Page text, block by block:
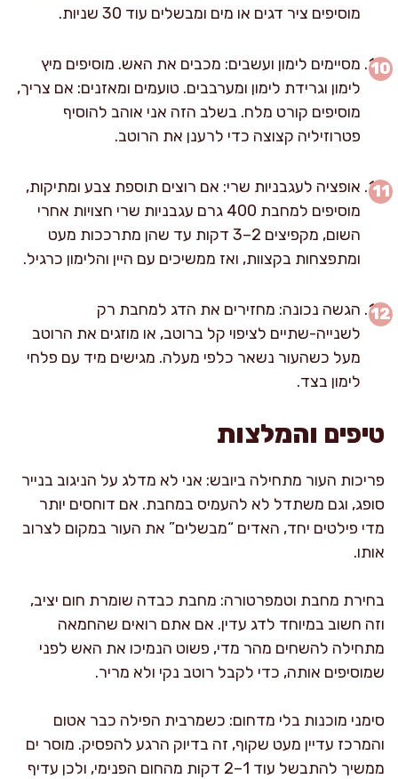
מוסיפים ציר דגים או מים ומבשלים עוד 30 שניות.
מסיימים לימון ועשבים: מכבים את האש. מוסיפים מיץ
לימון וגרידת לימון ומערבבים. טועמים ומאזנים: אם צריך,
מוסיפים קורט מלח. בשלב הזה אני אוהב להוסיף
פטרוזיליה קצוצה כדי לרענן את הרוטב.
אופציה לעגבניות שרי: אם רוצים תוספת צבע ומתיקות,
מוסיפים למחבת 400 גרם עגבניות שרי חצויות אחרי
השום, מקפיצים 2–3 דקות עד שהן מתרככות מעט
ומתפצחות בקצוות, ואז ממשיכים עם היין והלימון כרגיל.
הגשה נכונה: מחזירים את הדג למחבת רק
לשנייה-שתיים לציפוי קל ברוטב, או מוזגים את הרוטב
מעל כשהעור נשאר כלפי מעלה. מגישים מיד עם פלחי
לימון בצד.
טיפים והמלצות
פריכות העור מתחילה ביובש: אני לא מדלג על הניגוב בנייר
סופג, וגם משתדל לא להעמיס במחבת. אם דוחסים יותר
מדי פילטים יחד, האדים “מבשלים” את העור במקום לצרוב
אותו.
בחירת מחבת וטמפרטורה: מחבת כבדה שומרת חום יציב,
וזה חשוב במיוחד לדג עדין. אם אתם רואים שהחמאה
מתחילה להשחים מהר מדי, פשוט הנמיכו את האש לפני
שמוסיפים אותה, כדי לקבל רוטב נקי ולא מריר.
סימני מוכנות בלי מדחום: כשמרבית הפילה כבר אטום
והמרכז עדיין מעט שקוף, זה בדיוק הרגע להפסיק. מוסר ים
ממשיך להתבשל עוד 1–2 דקות מהחום הפנימי, ולכן עדיף